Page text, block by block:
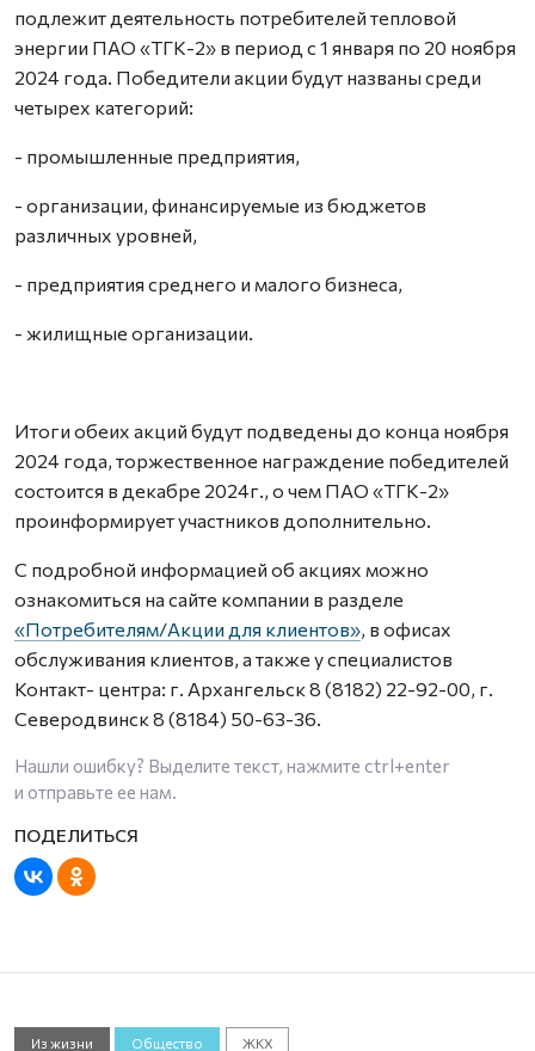
подлежит деятельность потребителей тепловой
энергии ПАО «ТГК-2» в период с 1 января по 20 ноября
2024 года. Победители акции будут названы среди
четырех категорий:
- промышленные предприятия,
- организации, финансируемые из бюджетов
различных уровней,
- предприятия среднего и малого бизнеса,
- жилищные организации.
Итоги обеих акций будут подведены до конца ноября
2024 года, торжественное награждение победителей
состоится в декабре 2024г., о чем ПАО «ТГК-2»
проинформирует участников дополнительно.
С подробной информацией об акциях можно
ознакомиться на сайте компании в разделе
«Потребителям/Акции для клиентов», в офисах
обслуживания клиентов, а также у специалистов
Контакт- центра: г. Архангельск 8 (8182) 22-92-00, г.
Северодвинск 8 (8184) 50-63-36.
Нашли ошибку? Выделите текст, нажмите ctrl+enter
и отправьте ее нам.
Из жизни Общество ЖКХ